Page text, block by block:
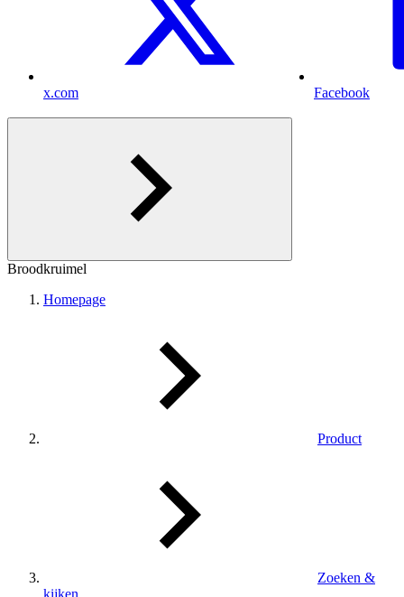
x.com Facebook
Broodkruimel
Homepage
Product
Zoeken &
kijken